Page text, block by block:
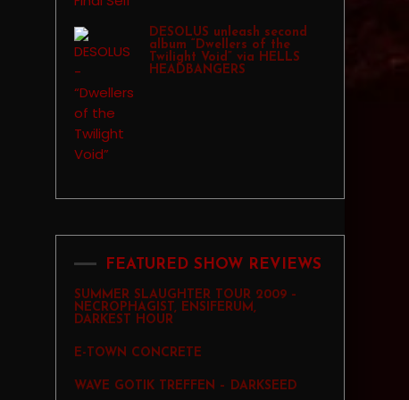
DESOLUS unleash second
album “Dwellers of the
Twilight Void” via HELLS
HEADBANGERS
FEATURED SHOW REVIEWS
SUMMER SLAUGHTER TOUR 2009 –
NECROPHAGIST, ENSIFERUM,
DARKEST HOUR
E-TOWN CONCRETE
WAVE GOTIK TREFFEN – DARKSEED